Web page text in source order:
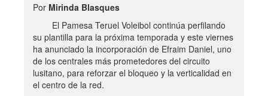
Por Mirinda Blasques
El Pamesa Teruel Voleibol continúa perfilando
su plantilla para la próxima temporada y este viernes
ha anunciado la incorporación de Efraim Daniel, uno
de los centrales más prometedores del circuito
lusitano, para reforzar el bloqueo y la verticalidad en
el centro de la red.